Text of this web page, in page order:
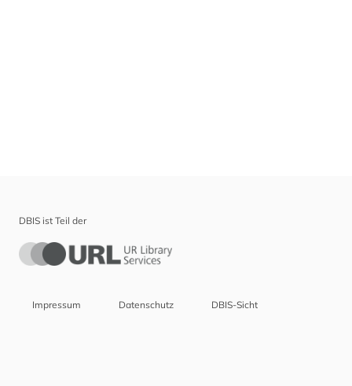
DBIS ist Teil der
Impressum Datenschutz DBIS-Sicht